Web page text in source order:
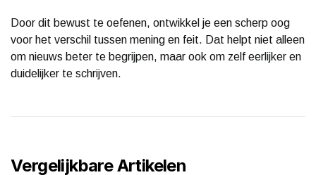
Door dit bewust te oefenen, ontwikkel je een scherp oog
voor het verschil tussen mening en feit. Dat helpt niet alleen
om nieuws beter te begrijpen, maar ook om zelf eerlijker en
duidelijker te schrijven.
Vergelijkbare Artikelen